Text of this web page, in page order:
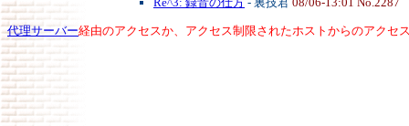
代理サーバー経由のアクセスか、アクセス制限されたホストからのアクセ